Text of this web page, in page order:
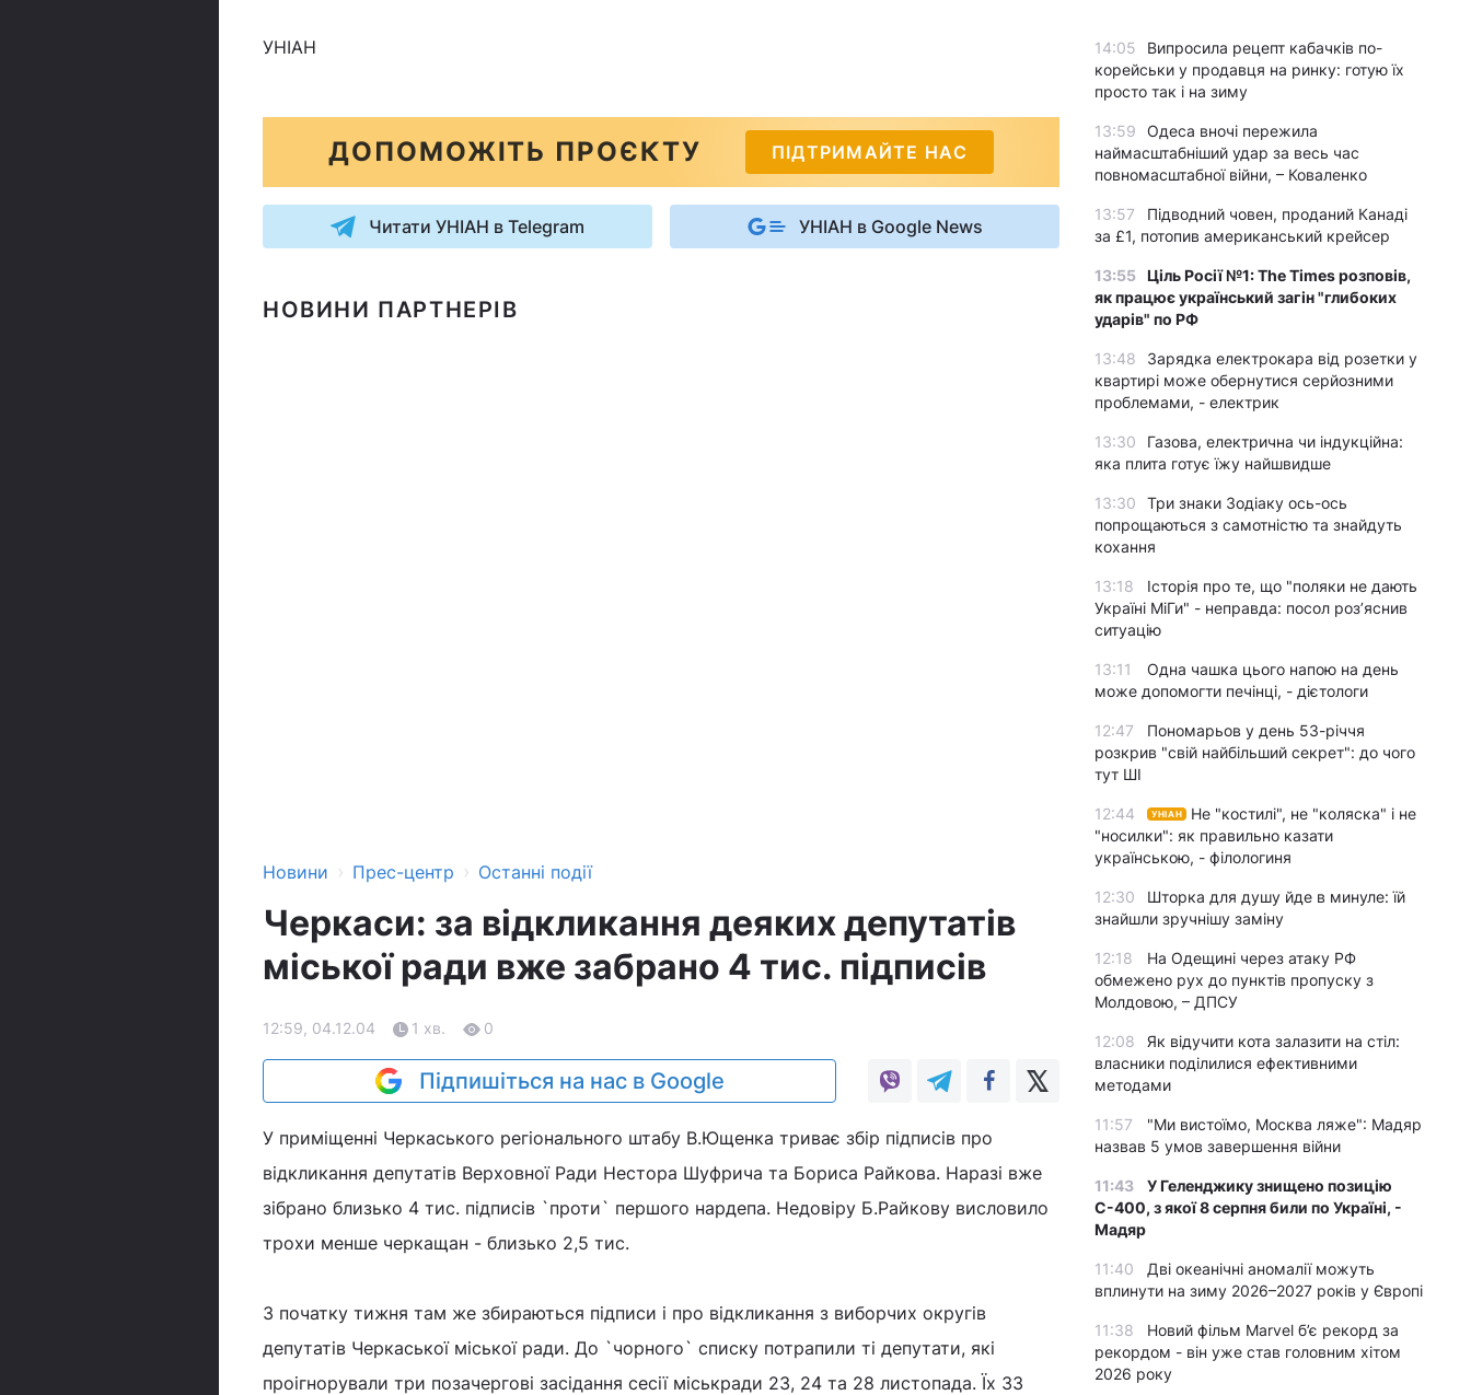
УНІАН
ДОПОМОЖІТЬ ПРОЄКТУ ПІДТРИМАЙТЕ НАС
Читати УНІАН в Telegram УНІАН в Google News
НОВИНИ ПАРТНЕРІВ
Новини › Прес-центр › Останні події
Черкаси: за відкликання деяких депутатів
міської ради вже забрано 4 тис. підписів
12:59, 04.12.04 1 хв. 0
Підпишіться на нас в Google
У приміщенні Черкаського регіонального штабу В.Ющенка триває збір підписів про
відкликання депутатів Верховної Ради Нестора Шуфрича та Бориса Райкова. Наразі вже
зібрано близько 4 тис. підписів `проти` першого нардепа. Недовіру Б.Райкову висловило
трохи менше черкащан - близько 2,5 тис.
З початку тижня там же збираються підписи і про відкликання з виборчих округів
депутатів Черкаської міської ради. До `чорного` списку потрапили ті депутати, які
проігнорували три позачергові засідання сесії міськради 23, 24 та 28 листопада. Їх 33
14:05
Випросила рецепт кабачків по-
корейськи у продавця на ринку: готую їх
просто так і на зиму
13:59
Одеса вночі пережила
наймасштабніший удар за весь час
повномасштабної війни, – Коваленко
13:57
Підводний човен, проданий Канаді
за £1, потопив американський крейсер
13:55 Ціль Росії №1: The Times розповів,
як працює український загін "глибоких
ударів" по РФ
13:48
Зарядка електрокара від розетки у
квартирі може обернутися серйозними
проблемами, - електрик
13:30
Газова, електрична чи індукційна:
яка плита готує їжу найшвидше
13:30
Три знаки Зодіаку ось-ось
попрощаються з самотністю та знайдуть
кохання
13:18
Історія про те, що "поляки не дають
Україні МіГи" - неправда: посол роз’яснив
ситуацію
13:11
Одна чашка цього напою на день
може допомогти печінці, - дієтологи
12:47
Пономарьов у день 53-річчя
розкрив "свій найбільший секрет": до чого
тут ШІ
12:44 УНІАН
Не "костилі", не "коляска" і не
"носилки": як правильно казати
українською, - філологиня
12:30
Шторка для душу йде в минуле: їй
знайшли зручнішу заміну
12:18
На Одещині через атаку РФ
обмежено рух до пунктів пропуску з
Молдовою, – ДПСУ
12:08
Як відучити кота залазити на стіл:
власники поділилися ефективними
методами
11:57
"Ми вистоїмо, Москва ляже": Мадяр
назвав 5 умов завершення війни
11:43
У Геленджику знищено позицію
С-400, з якої 8 серпня били по Україні, -
Мадяр
11:40
Дві океанічні аномалії можуть
вплинути на зиму 2026–2027 років у Європі
11:38
Новий фільм Marvel б’є рекорд за
рекордом - він уже став головним хітом
2026 року